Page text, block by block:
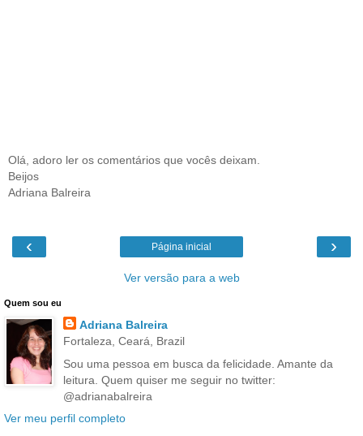
Olá, adoro ler os comentários que vocês deixam.
Beijos
Adriana Balreira
‹ ›
Página inicial
Ver versão para a web
Quem sou eu
Adriana Balreira
Fortaleza, Ceará, Brazil
Sou uma pessoa em busca da felicidade. Amante da
leitura. Quem quiser me seguir no twitter:
@adrianabalreira
Ver meu perfil completo